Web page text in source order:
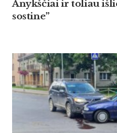
Anykščiai ir toliau
sostine”